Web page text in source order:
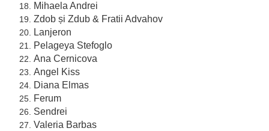
Mihaela Andrei
Zdob și Zdub & Fratii Advahov
Lanjeron
Pelageya Stefoglo
Ana Cernicova
Angel Kiss
Diana Elmas
Ferum
Sendrei
Valeria Barbas